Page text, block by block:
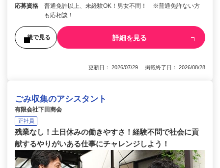
応募資格
普通免許以上、未経験OK！男女不問！ ※普通免許ない方
も応相談！
後で見る 詳細を見る
更新日： 2026/07/29 掲載終了日： 2026/08/28
ごみ収集のアシスタント
有限会社下田商会
正社員
残業なし！土日休みの働きやすさ！経験不問で社会に貢
献するやりがいある仕事にチャレンジしよう！